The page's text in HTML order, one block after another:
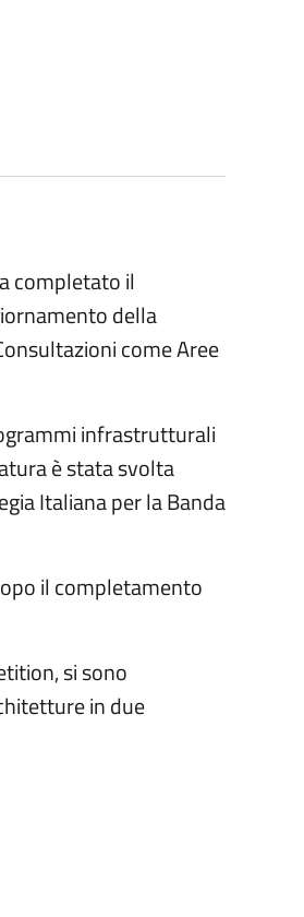
completato il
della
come Aree
infrastrutturali
è stata svolta
Italiana per la Banda
il completamento
si sono
in due